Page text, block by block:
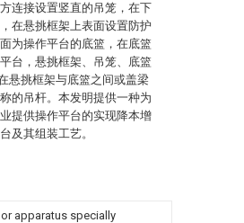
连接设置竖直的吊笼，在下
在悬挑框架上表面设置防护
为操作平台的底篮，在底篮
台，悬挑框架、吊笼、底篮
悬挑框架与底篮之间或盖梁
的吊杆。本发明提供一种为
提供操作平台的实现降本增
及其组装工艺。
apparatus specially